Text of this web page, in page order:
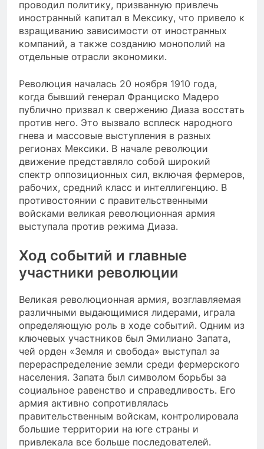
проводил политику, призванную привлечь
иностранный капитал в Мексику, что привело к
взращиванию зависимости от иностранных
компаний, а также созданию монополий на
отдельные отрасли экономики.
Революция началась 20 ноября 1910 года,
когда бывший генерал Франциско Мадеро
публично призвал к свержению Диаза восстать
против него. Это вызвало всплеск народного
гнева и массовые выступления в разных
регионах Мексики. В начале революции
движение представляло собой широкий
спектр оппозиционных сил, включая фермеров,
рабочих, средний класс и интеллигенцию. В
противостоянии с правительственными
войсками великая революционная армия
выступала против режима Диаза.
Ход событий и главные
участники революции
Великая революционная армия, возглавляемая
различными выдающимися лидерами, играла
определяющую роль в ходе событий. Одним из
ключевых участников был Эмилиано Запата,
чей орден «Земля и свобода» выступал за
перераспределение земли среди фермерского
населения. Запата был символом борьбы за
социальное равенство и справедливость. Его
армия активно сопротивлялась
правительственным войскам, контролировала
большие территории на юге страны и
привлекала все больше последователей.